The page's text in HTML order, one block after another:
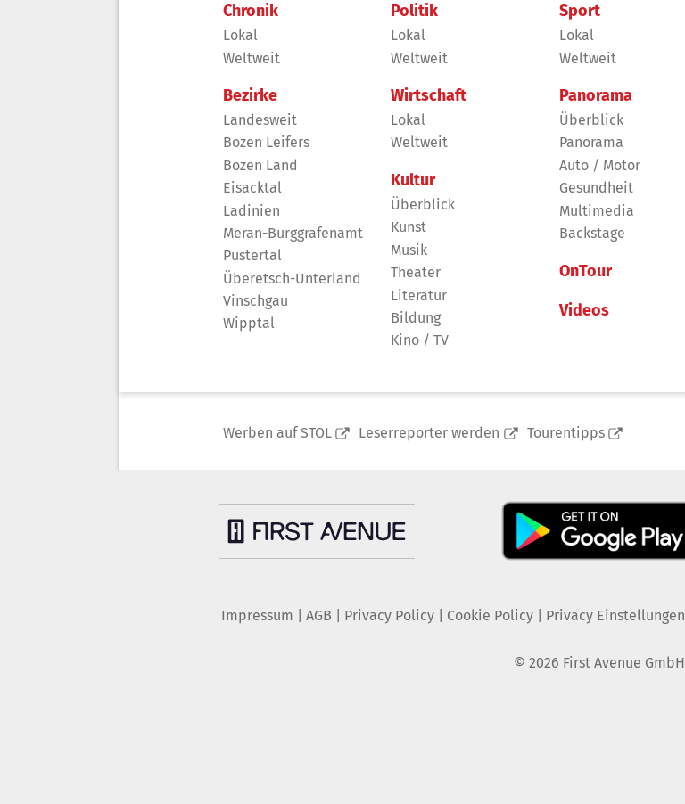
Chronik
Lokal
Weltweit
Bezirke
Landesweit
Bozen Leifers
Bozen Land
Eisacktal
Ladinien
Meran-Burggrafenamt
Pustertal
Überetsch-Unterland
Vinschgau
Wipptal
Politik
Lokal
Weltweit
Wirtschaft
Lokal
Weltweit
Kultur
Überblick
Kunst
Musik
Theater
Literatur
Bildung
Kino / TV
Sport
Lokal
Weltweit
Panorama
Überblick
Panorama
Auto / Motor
Gesundheit
Multimedia
Backstage
OnTour
Videos
Werben auf STOL Leserreporter werden Tourentipps
Impressum AGB Privacy Policy| Cookie Policy| Privacy Einstellungen
© 2026 First Avenue GmbH